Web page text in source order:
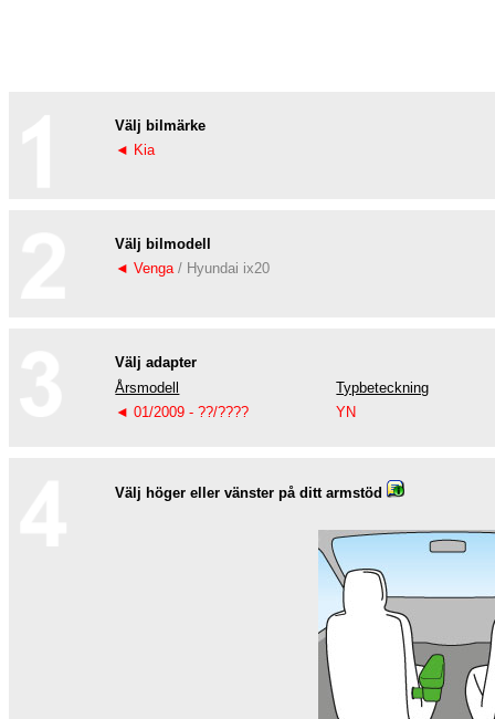
Välj bilmärke
◄ Kia
Välj bilmodell
◄ Venga/ Hyundai ix20
Välj adapter
Årsmodell
Typbeteckning
◄ 01/2009 - ??/????
YN
Välj höger eller vänster på ditt armstöd